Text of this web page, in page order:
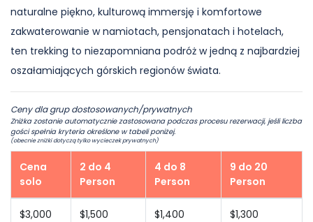
naturalne piękno, kulturową immersję i komfortowe
zakwaterowanie w namiotach, pensjonatach i hotelach,
ten trekking to niezapomniana podróż w jedną z najbardziej
oszałamiających górskich regionów świata.
Ceny dla grup dostosowanych/prywatnych
Zniżka zostanie automatycznie zastosowana podczas procesu rezerwacji, jeśli liczba
gości spełnia kryteria określone w tabeli poniżej.
(obecnie zniżki dotyczą tylko wycieczek prywatnych)
Cena
solo
2 do 4
Person
4 do 8
Person
9 do 20
Person
$3,000 $1,500 $1,400 $1,300